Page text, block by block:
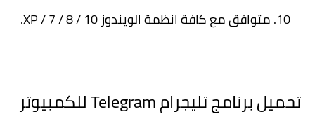
متوافق مع كافة انظمة الويندوز XP / 7 / 8 / 10.
تحميل برنامج تليجرام Telegram للكمبيوتر